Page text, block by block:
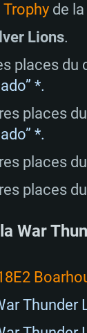
de
Lions.
places du
*.
places
*.
places
places
War
Thunder